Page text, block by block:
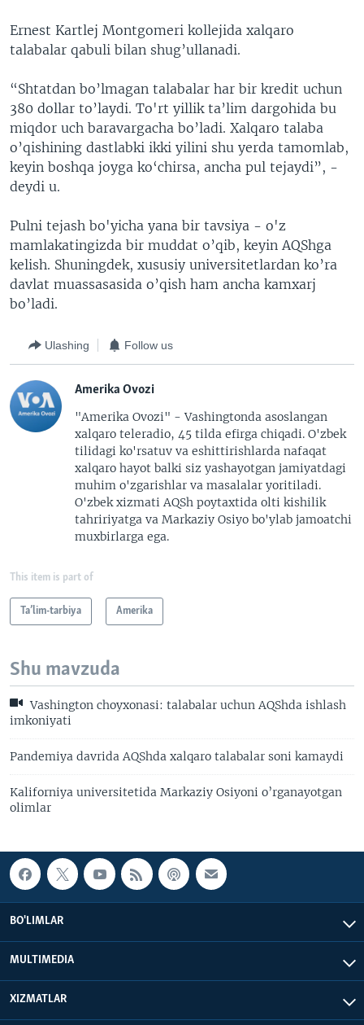
Ernest Kartlej Montgomeri kollejida xalqaro
talabalar qabuli bilan shug’ullanadi.
“Shtatdan bo’lmagan talabalar har bir kredit uchun
380 dollar to’laydi. To'rt yillik ta’lim dargohida bu
miqdor uch baravargacha bo’ladi. Xalqaro talaba
o’qishining dastlabki ikki yilini shu yerda tamomlab,
keyin boshqa joyga ko‘chirsa, ancha pul tejaydi”, -
deydi u.
Pulni tejash bo'yicha yana bir tavsiya - o'z
mamlakatingizda bir muddat o’qib, keyin AQShga
kelish. Shuningdek, xususiy universitetlardan ko’ra
davlat muassasasida o’qish ham ancha kamxarj
bo’ladi.
Ulashing Follow us
Amerika Ovozi
"Amerika Ovozi" - Vashingtonda asoslangan
xalqaro teleradio, 45 tilda efirga chiqadi. O'zbek
tilidagi ko'rsatuv va eshittirishlarda nafaqat
xalqaro hayot balki siz yashayotgan jamiyatdagi
muhim o'zgarishlar va masalalar yoritiladi.
O'zbek xizmati AQSh poytaxtida olti kishilik
tahririyatga va Markaziy Osiyo bo'ylab jamoatchi
muxbirlarga ega.
This item is part of
Ta’lim-tarbiya Amerika
Shu mavzuda
Vashington choyxonasi: talabalar uchun AQShda ishlash
imkoniyati
Pandemiya davrida AQShda xalqaro talabalar soni kamaydi
Kaliforniya universitetida Markaziy Osiyoni o’rganayotgan
olimlar
BO'LIMLAR
MULTIMEDIA
XIZMATLAR